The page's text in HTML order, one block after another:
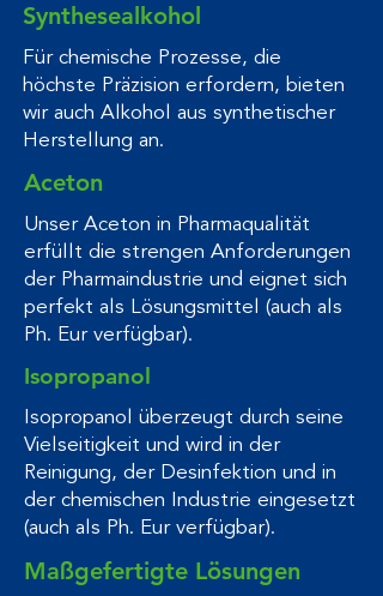
Synthesealkohol
Für chemische Prozesse, die
höchste Präzision erfordern, bieten
wir auch Alkohol aus synthetischer
Herstellung an.
Aceton
Unser Aceton in Pharmaqualität
erfüllt die strengen Anforderungen
der Pharmaindustrie und eignet sich
perfekt als Lösungsmittel (auch als
Ph. Eur verfügbar).
Isopropanol
Isopropanol überzeugt durch seine
Vielseitigkeit und wird in der
Reinigung, der Desinfektion und in
der chemischen Industrie eingesetzt
(auch als Ph. Eur verfügbar).
Maßgefertigte Lösungen